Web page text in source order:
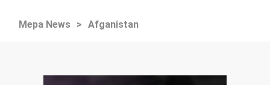
Mepa News > Afganistan